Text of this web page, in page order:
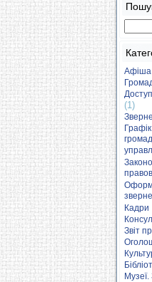
Афіша
(1)
Кадри
Звіт
Музеї.